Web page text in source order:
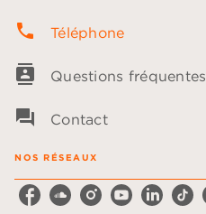
phone Téléphone
contacts Questions fréquentes
question_answer Contact
NOS RÉSEAUX